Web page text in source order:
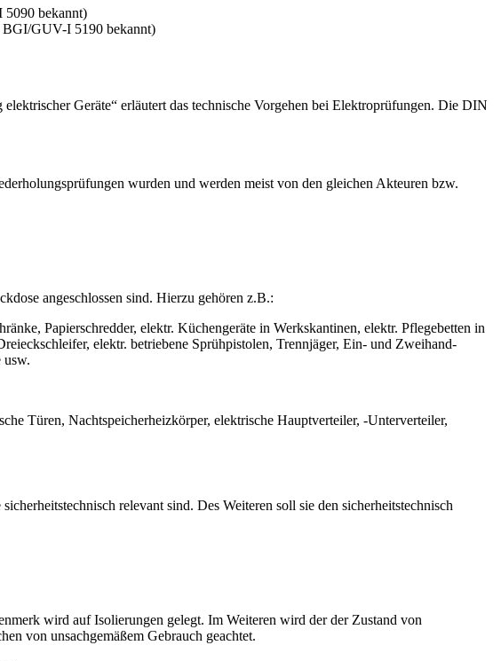
5090 bekannt)
BGI/GUV-I 5190 bekannt)
Geräte“ erläutert das technische Vorgehen bei Elektroprüfungen. Die DIN
wurden und werden meist von den gleichen Akteuren bzw.
angeschlossen sind. Hierzu gehören z.B.:
Papierschredder, elektr. Küchengeräte in Werkskantinen, elektr. Pflegebetten in
elektr. betriebene Sprühpistolen, Trennjäger, Ein- und Zweihand-
usw.
Türen, Nachtspeicherheizkörper, elektrische Hauptverteiler, -Unterverteiler,
relevant sind. Des Weiteren soll sie den sicherheitstechnisch
wird auf Isolierungen gelegt. Im Weiteren wird der der Zustand von
von unsachgemäßem Gebrauch geachtet.